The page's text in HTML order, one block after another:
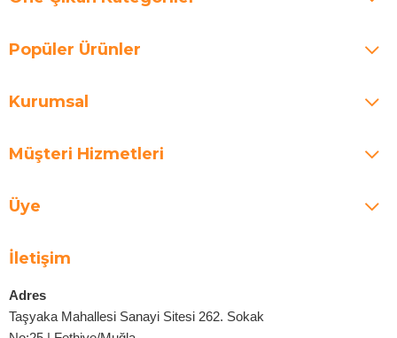
Popüler Ürünler
Kurumsal
Müşteri Hizmetleri
Üye
İletişim
Adres
Taşyaka Mahallesi Sanayi Sitesi 262. Sokak